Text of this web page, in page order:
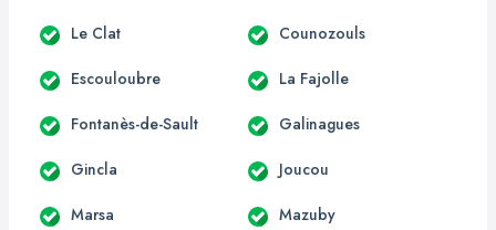
Le Clat Counozouls
Escouloubre La Fajolle
Fontanès-de-Sault Galinagues
Gincla Joucou
Marsa Mazuby